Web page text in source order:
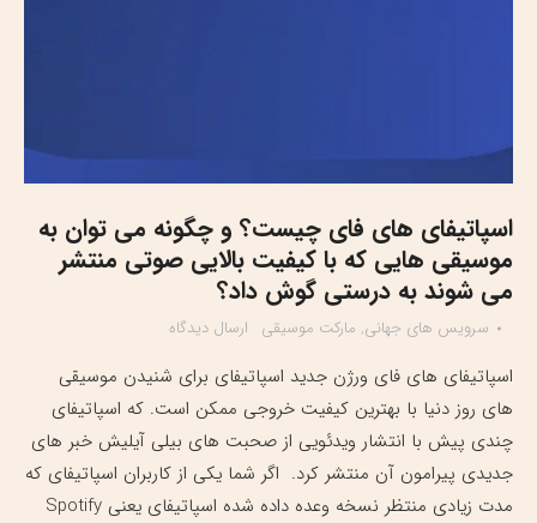
اسپاتیفای های فای چیست؟ و چگونه می توان به
موسیقی هایی که با کیفیت بالایی صوتی منتشر
می شوند به درستی گوش داد؟
سرویس های جهانی, مارکت موسیقی ارسال دیدگاه
اسپاتیفای های فای ورژن جدید اسپاتیفای برای شنیدن موسیقی
های روز دنیا با بهترین کیفیت خروجی ممکن است. که اسپاتیفای
چندی پیش با انتشار ویدئویی از صحبت های بیلی آیلیش خبر های
جدیدی پیرامون آن منتشر کرد. اگر شما یکی از کاربران اسپاتیفای که
مدت زیادی منتظر نسخه وعده داده شده اسپاتیفای یعنی Spotify